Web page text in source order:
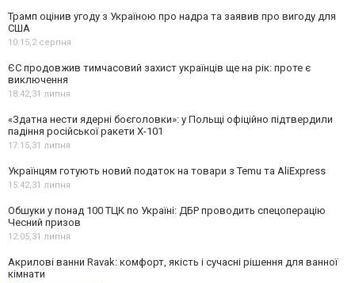
Трамп оцінив угоду з Україною про надра та заявив про вигоду для
США
10:15,2 серпня
ЄС продовжив тимчасовий захист українців ще на рік: проте є
виключення
18:42,31 липня
«Здатна нести ядерні боєголовки»: у Польщі офіційно підтвердили
падіння російської ракети Х-101
17:15,31 липня
Українцям готують новий податок на товари з Temu та AliExpress
15:42,31 липня
Обшуки у понад 100 ТЦК по Україні: ДБР проводить спецоперацію
Чесний призов
12:05,31 липня
Акрилові ванни Ravak: комфорт, якість і сучасні рішення для ванної
кімнати